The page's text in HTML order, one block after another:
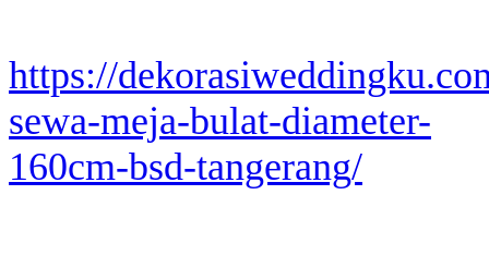
https://
sewa-meja-bulat-diameter-
160cm-bsd-tangerang/